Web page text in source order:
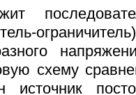
схему
источник